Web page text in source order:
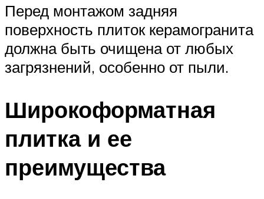
Перед монтажом задняя
поверхность плиток керамогранита
должна быть очищена от любых
загрязнений, особенно от пыли.
Широкоформатная
плитка и ее
преимущества